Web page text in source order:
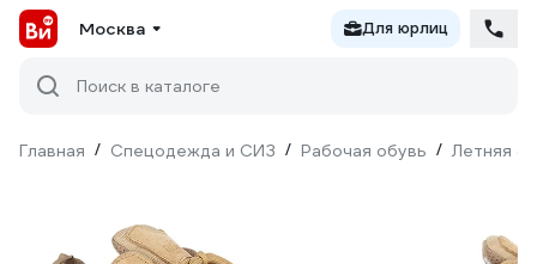
Москва Для юрлиц
Поиск в каталоге
Главная / Спецодежда и СИЗ / Рабочая обувь / Летняя